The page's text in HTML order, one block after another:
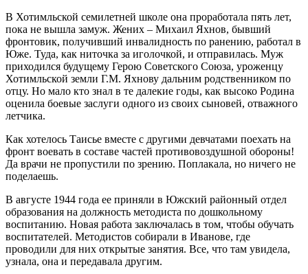
В Хотимльской семилетней школе она проработала пять лет,
пока не вышла замуж. Жених – Михаил Яхнов, бывший
фронтовик, получивший инвалидность по ранению, работал в
Юже. Туда, как ниточка за иголочкой, и отправилась. Муж
приходился будущему Герою Советского Союза, уроженцу
Хотимльской земли Г.М. Яхнову дальним родственником по
отцу. Но мало кто знал в те далекие годы, как высоко Родина
оценила боевые заслуги одного из своих сыновей, отважного
летчика.
Как хотелось Таисье вместе с другими девчатами поехать на
фронт воевать в составе частей противовоздушной обороны!
Да врачи не пропустили по зрению. Поплакала, но ничего не
поделаешь.
В августе 1944 года ее приняли в Южский районный отдел
образования на должность методиста по дошкольному
воспитанию. Новая работа заключалась в том, чтобы обучать
воспитателей. Методистов собирали в Иванове, где
проводили для них открытые занятия. Все, что там увидела,
узнала, она и передавала другим.